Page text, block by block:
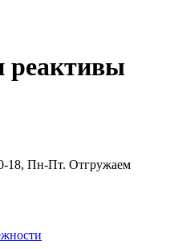
реактивы
18, Пн-Пт. Отгружаем